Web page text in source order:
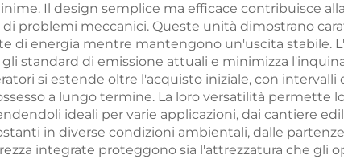
Il design semplice ma efficace contribuisce
problemi meccanici. Queste unità dimostrano
di energia mentre mantengono un'uscita stabile.
standard di emissione attuali e minimizza
si estende oltre l'acquisto iniziale, con
a lungo termine. La loro versatilità permette
ideali per varie applicazioni, dai cantiere
in diverse condizioni ambientali, dalle
integrate proteggono sia l'attrezzatura che gli